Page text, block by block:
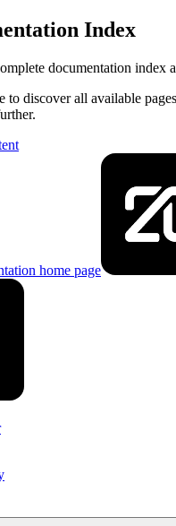
Index
documentation index
to discover all available
home page